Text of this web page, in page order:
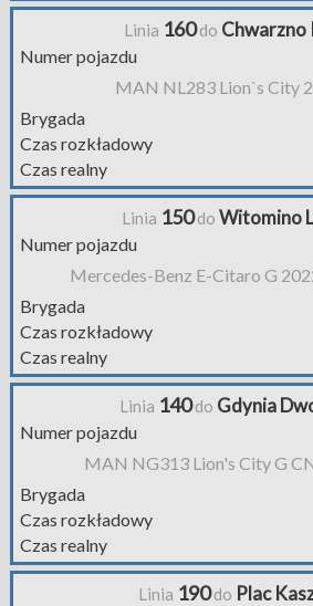
Linia 160do Chwarzno
Numer pojazdu
MAN NL283 Lion`s City
Brygada
Czas rozkładowy
Czas realny
Linia 150do Witomino
Numer pojazdu
Mercedes-Benz E-Citaro G
Brygada
Czas rozkładowy
Czas realny
Linia 140do Gdynia
Numer pojazdu
MAN NG313 Lion's City G
Brygada
Czas rozkładowy
Czas realny
Linia 190do Plac